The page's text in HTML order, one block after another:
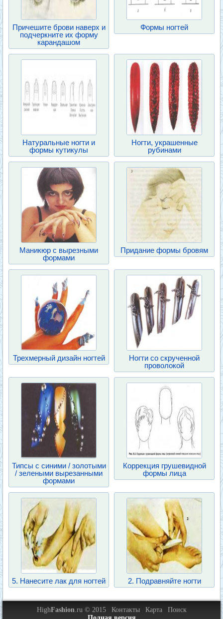
Причешите брови наверх и
подчеркните их форму
карандашом
Формы ногтей
Натуральные ногти и
формы кутикулы
Ногти, украшенные
рубинами
Маникюр с вырезными
формами
Придание формы бровям
Трехмерный дизайн ногтей
Ногти со скрученной
проволокой
Типсы с синими / золотыми
/ зелеными вырезанными
формами
Коррекция грушевидной
формы лица
5. Нанесите лак для ногтей 2. Подравняйте ногти
HighFashion.ru © 2015 Контакты Карта
Поиск